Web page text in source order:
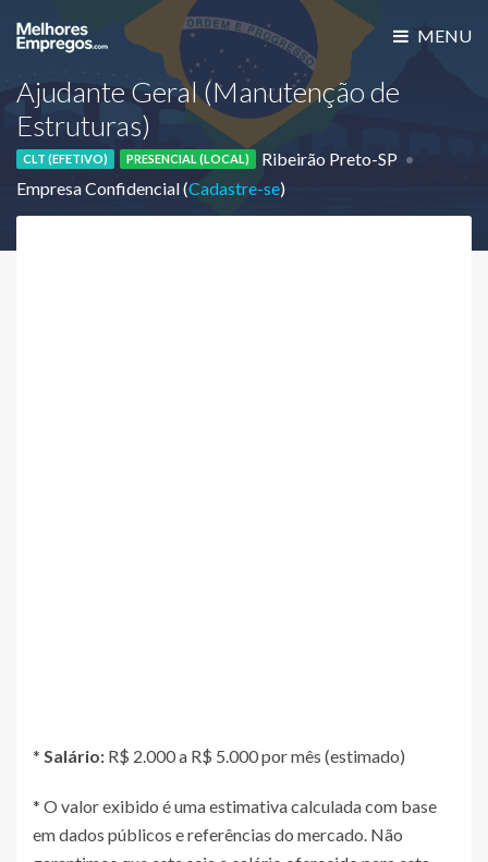
MENU
Ajudante Geral (Manutenção de
Estruturas)
CLT (EFETIVO) PRESENCIAL (LOCAL)
Ribeirão Preto-SP
Empresa Confidencial (Cadastre-se)
* Salário: R$ 2.000 a R$ 5.000 por mês (estimado)
* O valor exibido é uma estimativa calculada com base
em dados públicos e referências do mercado. Não